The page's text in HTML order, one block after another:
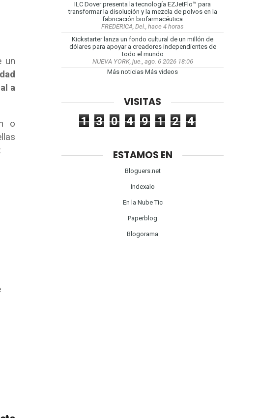
un
a
o
ILC Dover presenta la tecnología EZJetFlo™ para
transformar la disolución y la mezcla de polvos en la
fabricación biofarmacéutica
FREDERICA, Del., hace 4 horas
Kickstarter lanza un fondo cultural de un millón de
dólares para apoyar a creadores independientes de
todo el mundo
NUEVA YORK, jue., ago. 6 2026 18:06
Más noticias Más videos
VISITAS
1 3 0 4 9 1 2 4
ESTAMOS EN
Bloguers.net
Indexalo
En la Nube Tic
Paperblog
Blogorama